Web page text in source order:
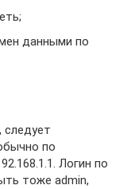
данными по
следует
по
Логин по
тоже admin,